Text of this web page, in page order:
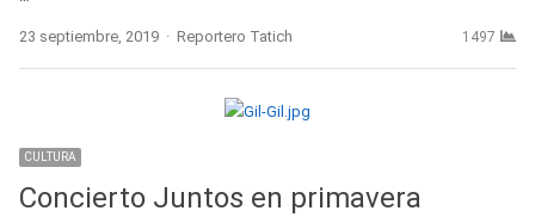
23 septiembre, 2019 Author
Reportero Tatich 1497
CULTURA
Concierto Juntos en primavera